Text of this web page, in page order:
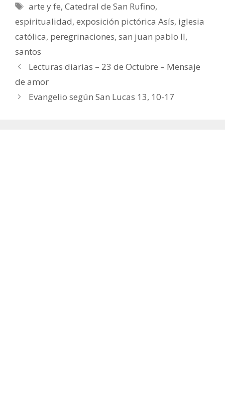
Etiquetas
arte y fe,Catedral de San Rufino,
espiritualidad, exposición pictórica Asís, iglesia
católica, peregrinaciones, san juan pablo II,
santos
Lecturas diarias – 23 de Octubre – Mensaje
de amor
Evangelio según San Lucas 13, 10-17